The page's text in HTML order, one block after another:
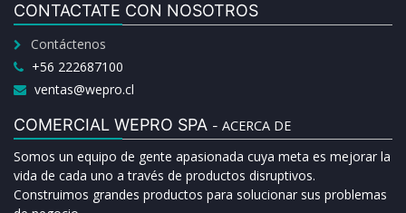
CONTACTATE CON NOSOTROS
Contáctenos
+56 222687100
ventas@wepro.cl
COMERCIAL WEPRO SPA - ACERCA DE
Somos un equipo de gente apasionada cuya meta es mejorar la
vida de cada uno a través de productos disruptivos.
Construimos grandes productos para solucionar sus problemas